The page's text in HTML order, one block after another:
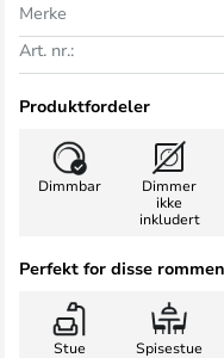
Merke
Art. nr.:
Produktfordeler
Dimmbar
Dimmer
ikke
inkludert
Perfekt for disse
Stue Spisestue